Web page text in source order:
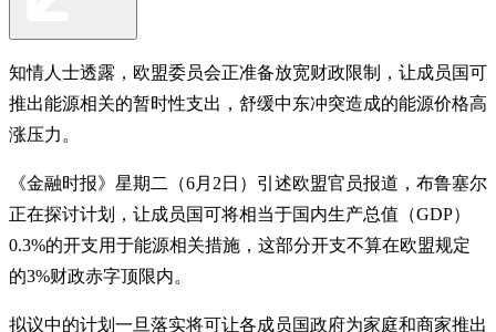
知情人士透露，欧盟委员会正准备放宽财政限制，让成员国可
推出能源相关的暂时性支出，舒缓中东冲突造成的能源价格高
涨压力。
《金融时报》星期二（6月2日）引述欧盟官员报道，布鲁塞尔
正在探讨计划，让成员国可将相当于国内生产总值（GDP）
0.3%的开支用于能源相关措施，这部分开支不算在欧盟规定
的3%财政赤字顶限内。
拟议中的计划一旦落实将可让各成员国政府为家庭和商家推出